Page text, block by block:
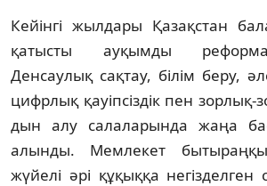
Кейінгі жылдары Қазақстан
қатысты ауқымды
Денсаулық сақтау, бі­лім беру,
цифрлық қауіп­сіздік пен
дын алу салаларында жаңа
алынды. Мемлекет
жүйелі әрі құқыққа негізделген